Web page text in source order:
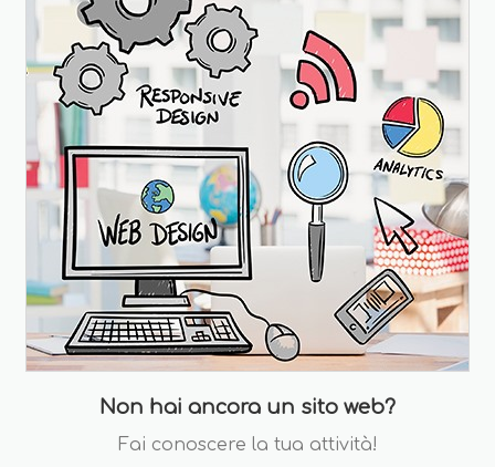
Non hai ancora un sito web?
Fai conoscere la tua attività!